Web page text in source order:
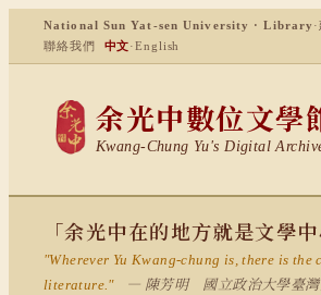
National Sun Yat-sen University · Library ·
聯絡我們
中文·English
余光中數位文學
Kwang-Chung Yu's Digital
「余光中在的地方就是文學中
"Wherever Yu Kwang-chung is, there is the
literature."
— 陳芳明 國立政治大學臺灣